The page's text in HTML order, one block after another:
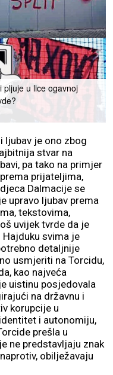
pljuje u lice ogavnoj
ljubav je ono zbog
stvar na
pa tako na primjer
prijateljima,
Dalmacije se
upravo ljubav prema
tekstovima,
uvijek tvrde da je
Hajduku svima je
detaljnije
usmjeriti na Torcidu,
kao najveća
uistinu posjedovala
na državnu i
korupcije u
i autonomiju,
prešla u
ne predstavljaju znak
obilježavaju